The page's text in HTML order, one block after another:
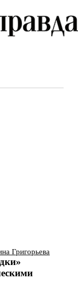
Григорьева